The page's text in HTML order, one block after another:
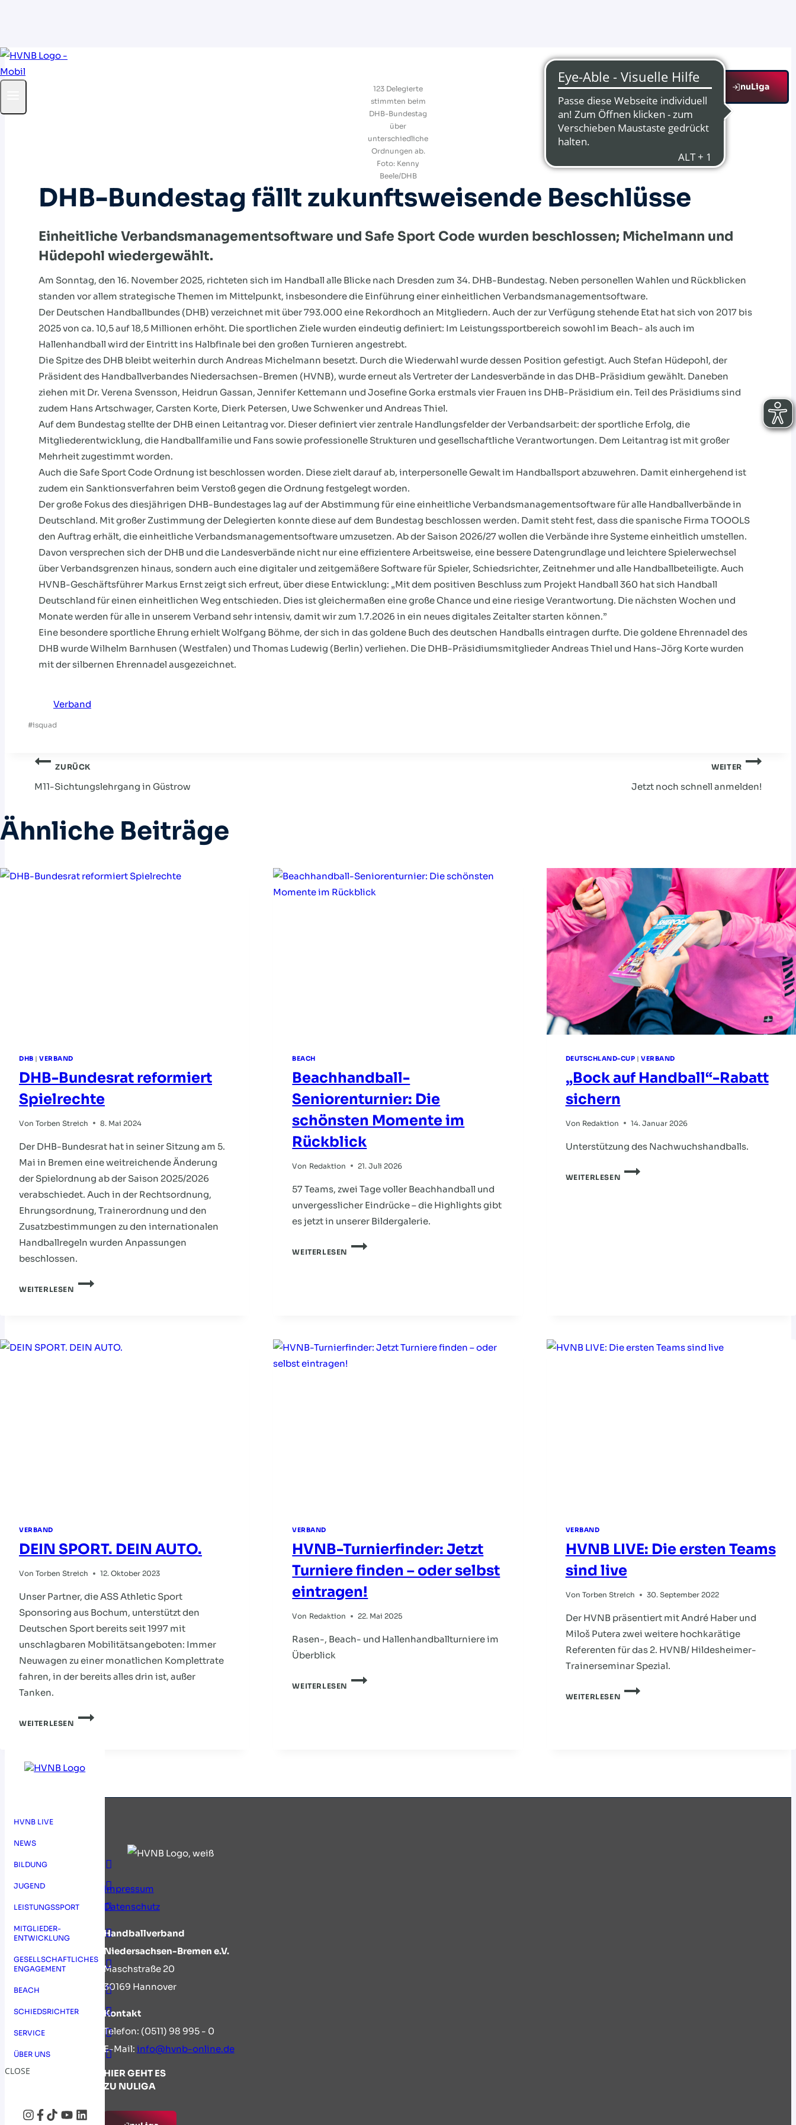
Zum
Inhalt
nuLiga
123 Delegierte
stimmten beim
DHB-Bundestag
über
unterschiedliche
Ordnungen ab.
Foto: Kenny
Beele/DHB
DHB-Bundestag fällt zukunftsweisende Beschlüsse
Einheitliche Verbandsmanagementsoftware und Safe Sport Code wurden beschlossen; Michelmann und
Hüdepohl wiedergewählt.
Am Sonntag, den 16. November 2025, richteten sich im Handball alle Blicke nach Dresden zum 34. DHB-Bundestag. Neben personellen Wahlen und Rückblicken
standen vor allem strategische Themen im Mittelpunkt, insbesondere die Einführung einer einheitlichen Verbandsmanagementsoftware.
Der Deutschen Handballbundes (DHB) verzeichnet mit über 793.000 eine Rekordhoch an Mitgliedern. Auch der zur Verfügung stehende Etat hat sich von 2017 bis
2025 von ca. 10,5 auf 18,5 Millionen erhöht. Die sportlichen Ziele wurden eindeutig definiert: Im Leistungssportbereich sowohl im Beach- als auch im
Hallenhandball wird der Eintritt ins Halbfinale bei den großen Turnieren angestrebt.
Die Spitze des DHB bleibt weiterhin durch Andreas Michelmann besetzt. Durch die Wiederwahl wurde dessen Position gefestigt. Auch Stefan Hüdepohl, der
Präsident des Handballverbandes Niedersachsen-Bremen (HVNB), wurde erneut als Vertreter der Landesverbände in das DHB-Präsidium gewählt. Daneben
ziehen mit Dr. Verena Svensson, Heidrun Gassan, Jennifer Kettemann und Josefine Gorka erstmals vier Frauen ins DHB-Präsidium ein. Teil des Präsidiums sind
zudem Hans Artschwager, Carsten Korte, Dierk Petersen, Uwe Schwenker und Andreas Thiel.
Auf dem Bundestag stellte der DHB einen Leitantrag vor. Dieser definiert vier zentrale Handlungsfelder der Verbandsarbeit: der sportliche Erfolg, die
Mitgliederentwicklung, die Handballfamilie und Fans sowie professionelle Strukturen und gesellschaftliche Verantwortungen. Dem Leitantrag ist mit großer
Mehrheit zugestimmt worden.
Auch die Safe Sport Code Ordnung ist beschlossen worden. Diese zielt darauf ab, interpersonelle Gewalt im Handballsport abzuwehren. Damit einhergehend ist
zudem ein Sanktionsverfahren beim Verstoß gegen die Ordnung festgelegt worden.
Der große Fokus des diesjährigen DHB-Bundestages lag auf der Abstimmung für eine einheitliche Verbandsmanagementsoftware für alle Handballverbände in
Deutschland. Mit großer Zustimmung der Delegierten konnte diese auf dem Bundestag beschlossen werden. Damit steht fest, dass die spanische Firma TOOOLS
den Auftrag erhält, die einheitliche Verbandsmanagementsoftware umzusetzen. Ab der Saison 2026/27 wollen die Verbände ihre Systeme einheitlich umstellen.
Davon versprechen sich der DHB und die Landesverbände nicht nur eine effizientere Arbeitsweise, eine bessere Datengrundlage und leichtere Spielerwechsel
über Verbandsgrenzen hinaus, sondern auch eine digitaler und zeitgemäßere Software für Spieler, Schiedsrichter, Zeitnehmer und alle Handballbeteiligte. Auch
HVNB-Geschäftsführer Markus Ernst zeigt sich erfreut, über diese Entwicklung: „Mit dem positiven Beschluss zum Projekt Handball 360 hat sich Handball
Deutschland für einen einheitlichen Weg entschieden. Dies ist gleichermaßen eine große Chance und eine riesige Verantwortung. Die nächsten Wochen und
Monate werden für alle in unserem Verband sehr intensiv, damit wir zum 1.7.2026 in ein neues digitales Zeitalter starten können.”
Eine besondere sportliche Ehrung erhielt Wolfgang Böhme, der sich in das goldene Buch des deutschen Handballs eintragen durfte. Die goldene Ehrennadel des
DHB wurde Wilhelm Barnhusen (Westfalen) und Thomas Ludewig (Berlin) verliehen. Die DHB-Präsidiumsmitglieder Andreas Thiel und Hans-Jörg Korte wurden
mit der silbernen Ehrennadel ausgezeichnet.
Verband
Schlagworte:
#isquad
Beitragsnavigation
ZURÜCK
M11-Sichtungslehrgang in Güstrow
WEITER
Jetzt noch schnell anmelden!
Ähnliche Beiträge
DHB |VERBAND
DHB-Bundesrat reformiert
Spielrechte
Von Torben Streich 8. Mai 2024
Der DHB-Bundesrat hat in seiner Sitzung am 5.
Mai in Bremen eine weitreichende Änderung
der Spielordnung ab der Saison 2025/2026
verabschiedet. Auch in der Rechtsordnung,
Ehrungsordnung, Trainerordnung und den
Zusatzbestimmungen zu den internationalen
Handballregeln wurden Anpassungen
beschlossen.
WEITERLESEN
DHB-
BEACH
Beachhandball-
Seniorenturnier: Die
schönsten Momente im
Rückblick
Von Redaktion 21. Juli 2026
57 Teams, zwei Tage voller Beachhandball und
unvergesslicher Eindrücke – die Highlights gibt
es jetzt in unserer Bildergalerie.
WEITERLESEN
BEACHHANDBALL-
DEUTSCHLAND-CUP |VERBAND
„Bock auf Handball“-Rabatt
sichern
Von Redaktion 14. Januar 2026
Unterstützung des Nachwuchshandballs.
WEITERLESEN
„BOCK
VERBAND
DEIN SPORT. DEIN AUTO.
Von Torben Streich 12. Oktober 2023
Unser Partner, die ASS Athletic Sport
Sponsoring aus Bochum, unterstützt den
Deutschen Sport bereits seit 1997 mit
unschlagbaren Mobilitätsangeboten: Immer
Neuwagen zu einer monatlichen Komplettrate
fahren, in der bereits alles drin ist, außer
Tanken.
WEITERLESEN
DEIN
VERBAND
HVNB-Turnierfinder: Jetzt
Turniere finden – oder selbst
eintragen!
Von Redaktion 22. Mai 2025
Rasen-, Beach- und Hallenhandballturniere im
Überblick
WEITERLESEN
HVNB-
VERBAND
HVNB LIVE: Die ersten Teams
sind live
Von Torben Streich 30. September 2022
Der HVNB präsentiert mit André Haber und
Miloš Putera zwei weitere hochkarätige
Referenten für das 2. HVNB/ Hildesheimer-
Trainerseminar Spezial.
WEITERLESEN
HVNB
HVNB LIVE
NEWS
BILDUNG
JUGEND
LEISTUNGSSPORT
MITGLIEDER-
ENTWICKLUNG
GESELLSCHAFTLICHES
ENGAGEMENT
BEACH
SCHIEDSRICHTER
SERVICE
ÜBER UNS
CLOSE
Impressum
Datenschutz
Handballverband
Niedersachsen-Bremen e.V.
Maschstraße 20
30169 Hannover
Kontakt
Telefon: (0511) 98 995 - 0
E-Mail: info@hvnb-online.de
HIER GEHT ES
ZU NULIGA